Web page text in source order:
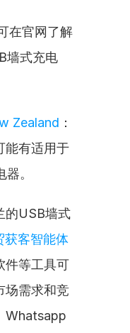
在官网了解
墙式充电
Zealand ：
能有适用于
。
的USB墙式
获客智能体
件等工具可
场需求和竞
Whatsapp